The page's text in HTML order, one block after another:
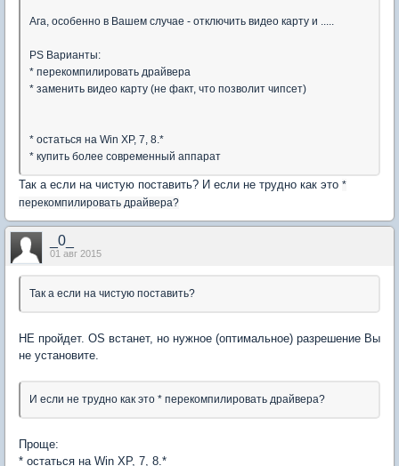
Ага, особенно в Вашем случае - отключить видео карту и .....
PS Варианты:
* перекомпилировать драйвера
* заменить видео карту (не факт, что позволит чипсет)
* остаться на Win XP, 7, 8.*
* купить более современный аппарат
Так а если на чистую поставить? И если не трудно как это *
перекомпилировать драйвера?
_0_
01 авг 2015
Так а если на чистую поставить?
НЕ пройдет. OS встанет, но нужное (оптимальное) разрешение Вы
не установите.
И если не трудно как это * перекомпилировать драйвера?
Проще:
* остаться на Win XP, 7, 8.*